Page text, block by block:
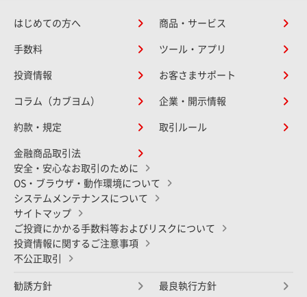
はじめての方へ 商品・サービス
手数料 ツール・アプリ
投資情報 お客さまサポート
コラム（カブヨム） 企業・開示情報
約款・規定 取引ルール
金融商品取引法
安全・安心なお取引のために
OS・ブラウザ・動作環境について
システムメンテナンスについて
サイトマップ
ご投資にかかる手数料等およびリスクについて
投資情報に関するご注意事項
不公正取引
勧誘方針 最良執行方針